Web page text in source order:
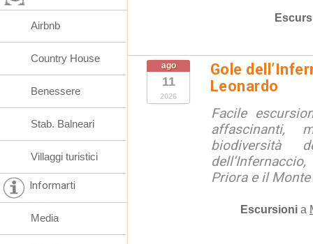
ago
11
2026
Gole
Leonardo
Facile
affascinanti,
biodiversità
Priora e il
Escursioni a
Airbnb
Country House
Benessere
Stab. Balneari
Villaggi turistici
Informarti
Media